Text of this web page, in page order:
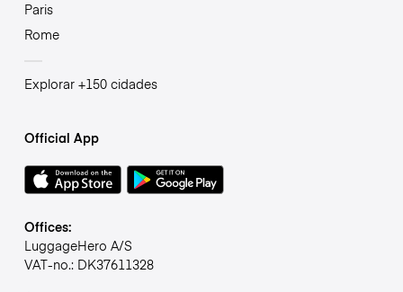
Paris
Rome
Explorar +150 cidades
Official App
Offices:
LuggageHero A/S
VAT-no.: DK37611328